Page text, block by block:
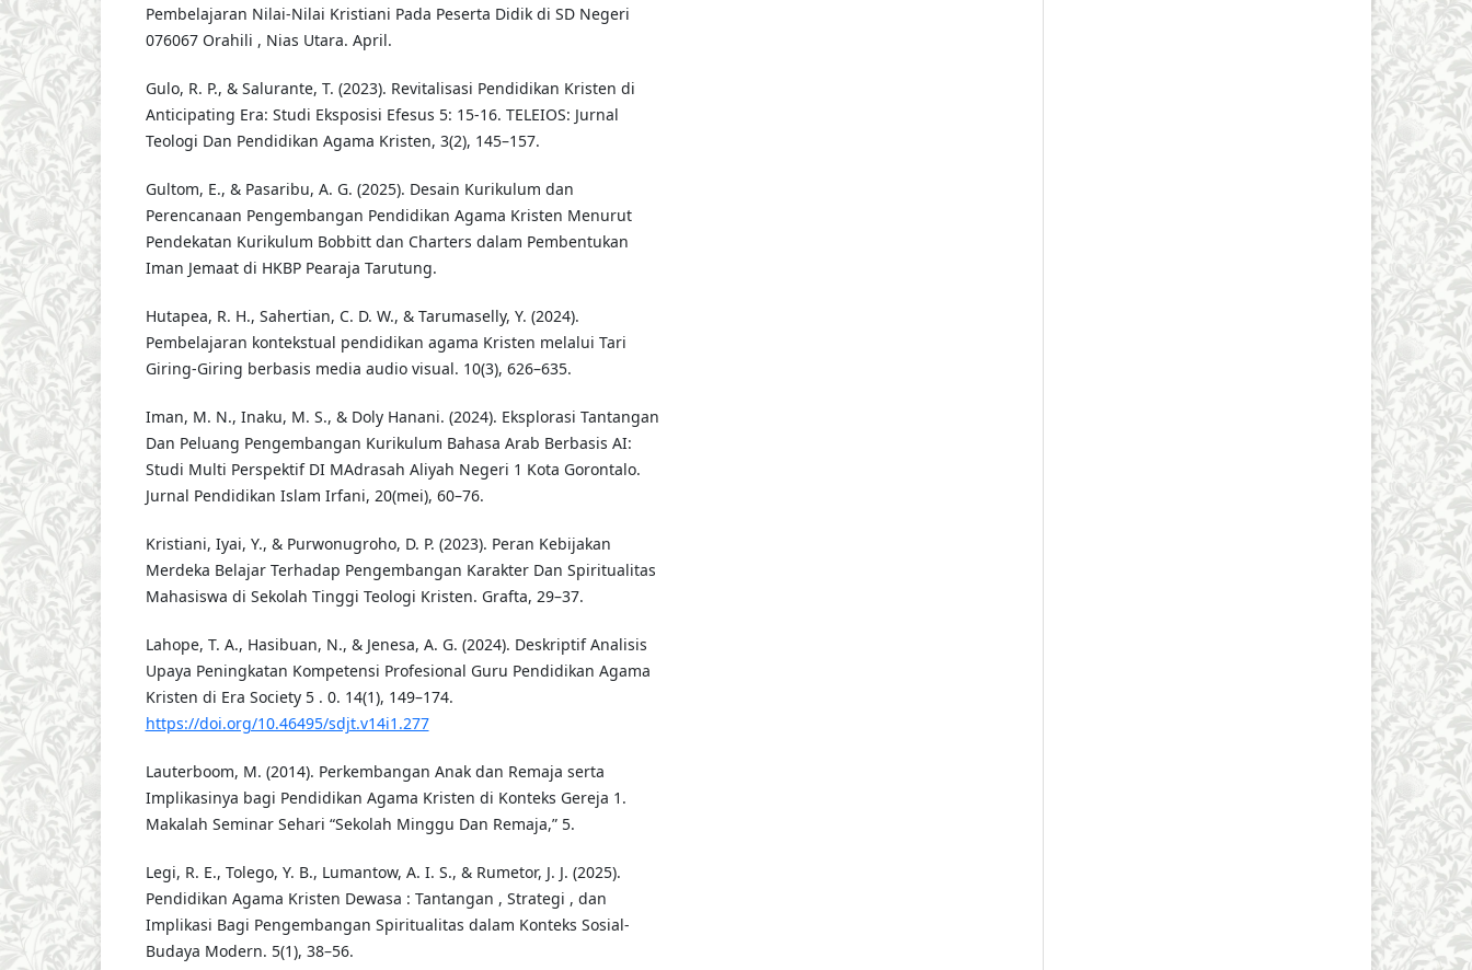
Pembelajaran Nilai-Nilai Kristiani Pada Peserta Didik di SD Negeri
076067 Orahili , Nias Utara. April.
Gulo, R. P., & Salurante, T. (2023). Revitalisasi Pendidikan Kristen di
Anticipating Era: Studi Eksposisi Efesus 5: 15-16. TELEIOS: Jurnal
Teologi Dan Pendidikan Agama Kristen, 3(2), 145–157.
Gultom, E., & Pasaribu, A. G. (2025). Desain Kurikulum dan
Perencanaan Pengembangan Pendidikan Agama Kristen Menurut
Pendekatan Kurikulum Bobbitt dan Charters dalam Pembentukan
Iman Jemaat di HKBP Pearaja Tarutung.
Hutapea, R. H., Sahertian, C. D. W., & Tarumaselly, Y. (2024).
Pembelajaran kontekstual pendidikan agama Kristen melalui Tari
Giring-Giring berbasis media audio visual. 10(3), 626–635.
Iman, M. N., Inaku, M. S., & Doly Hanani. (2024). Eksplorasi Tantangan
Dan Peluang Pengembangan Kurikulum Bahasa Arab Berbasis AI:
Studi Multi Perspektif DI MAdrasah Aliyah Negeri 1 Kota Gorontalo.
Jurnal Pendidikan Islam Irfani, 20(mei), 60–76.
Kristiani, Iyai, Y., & Purwonugroho, D. P. (2023). Peran Kebijakan
Merdeka Belajar Terhadap Pengembangan Karakter Dan Spiritualitas
Mahasiswa di Sekolah Tinggi Teologi Kristen. Grafta, 29–37.
Lahope, T. A., Hasibuan, N., & Jenesa, A. G. (2024). Deskriptif Analisis
Upaya Peningkatan Kompetensi Profesional Guru Pendidikan Agama
Kristen di Era Society 5 . 0. 14(1), 149–174.
https://doi.org/10.46495/sdjt.v14i1.277
Lauterboom, M. (2014). Perkembangan Anak dan Remaja serta
Implikasinya bagi Pendidikan Agama Kristen di Konteks Gereja 1.
Makalah Seminar Sehari “Sekolah Minggu Dan Remaja,” 5.
Legi, R. E., Tolego, Y. B., Lumantow, A. I. S., & Rumetor, J. J. (2025).
Pendidikan Agama Kristen Dewasa : Tantangan , Strategi , dan
Implikasi Bagi Pengembangan Spiritualitas dalam Konteks Sosial-
Budaya Modern. 5(1), 38–56.